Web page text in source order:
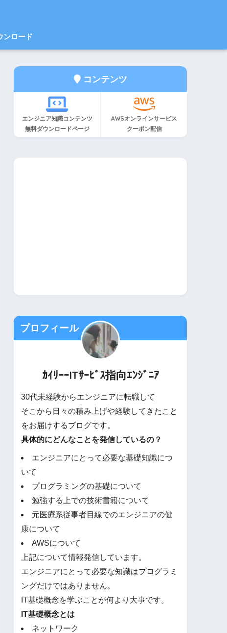
ンロード
コンテンツ
エンジニア知識コンテンツ
無料ダウンロードページ
AWSオンラインサービス
クーポン配信
プロフィール
ｶｲﾘｰｰITｻｰﾋﾞｽ指向ｴﾝｼﾞﾆｱ
30代未経験からエンジニアに転職して
そこから日々の積み上げや経験してきたこと
をお届けするブログです。
具体的にどんなことを発信しているの？
エンジニアにとって必要な基礎知識につ
いて
プログラミングの基礎について
勉強する上での技術書籍について
元医療系従事者目線でのエンジニアの健
康について
AWSについて
上記について情報発信しています。
エンジニアにとって必要な知識はプログラミ
ングだけではありません。
IT基礎概念を学ぶことが何より大事です。
IT基礎概念とは
ネットワーク